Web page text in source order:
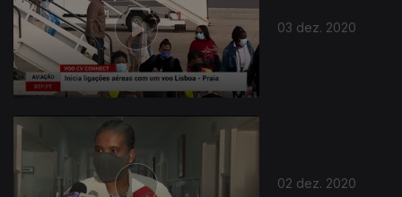
03 dez. 2020
02 dez. 2020